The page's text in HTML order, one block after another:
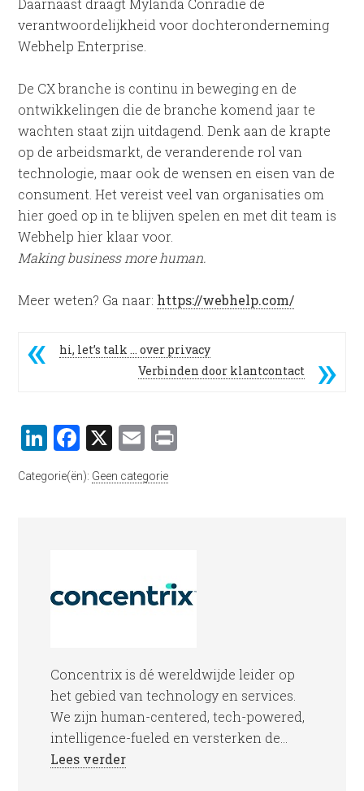
Daarnaast draagt Mylanda Conradie de
verantwoordelijkheid voor dochteronderneming
Webhelp Enterprise.
De CX branche is continu in beweging en de
ontwikkelingen die de branche komend jaar te
wachten staat zijn uitdagend. Denk aan de krapte
op de arbeidsmarkt, de veranderende rol van
technologie, maar ook de wensen en eisen van de
consument. Het vereist veel van organisaties om
hier goed op in te blijven spelen en met dit team is
Webhelp hier klaar voor.
Making business more human.
Meer weten? Ga naar: https://webhelp.com/
hi, let’s talk … over privacy
Verbinden door klantcontact
LinkedIn
Facebook
X Email
Categorie(ën): Geen categorie
Concentrix is dé wereldwijde leider op
het gebied van technology en services.
We zijn human-centered, tech-powered,
intelligence-fueled en versterken de...
Lees verder